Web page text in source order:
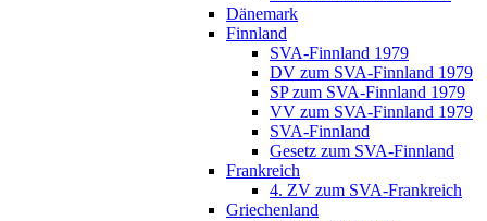
Dänemark
Finnland
SVA-Finnland 1979
DV zum SVA-Finnland 1979
SP zum SVA-Finnland 1979
VV zum SVA-Finnland 1979
SVA-Finnland
Gesetz zum SVA-Finnland
Frankreich
4. ZV zum SVA-Frankreich
Griechenland